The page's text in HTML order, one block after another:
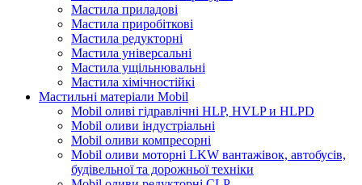
Мастила приладові
Мастила приробіткові
Мастила редукторні
Мастила універсальні
Мастила ущільнювальні
Мастила хімічностійкі
Мастильні матеріали Mobil
Mobil оливі гідравлічні HLP, HVLP и HLPD
Mobil оливи індустріальні
Mobil оливи компресорні
Mobil оливи моторні LKW вантажівок, автобусів,
будівельної та дорожньої техніки